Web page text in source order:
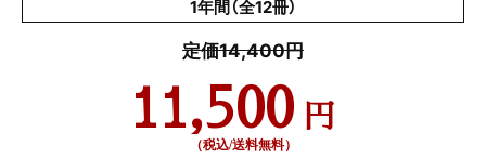
1年間（全12冊）
定価14,400円
11,500 円
（税込/送料無料）